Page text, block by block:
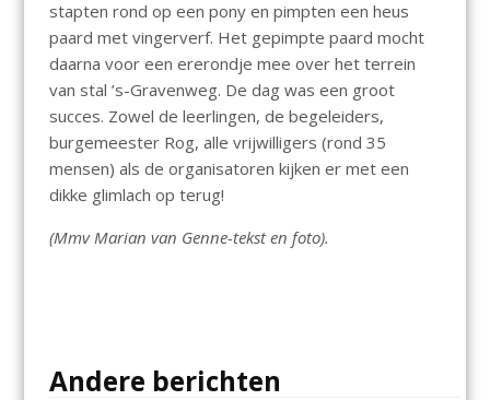
stapten rond op een pony en pimpten een heus
paard met vingerverf. Het gepimpte paard mocht
daarna voor een ererondje mee over het terrein
van stal ’s-Gravenweg. De dag was een groot
succes. Zowel de leerlingen, de begeleiders,
burgemeester Rog, alle vrijwilligers (rond 35
mensen) als de organisatoren kijken er met een
dikke glimlach op terug!
(Mmv Marian van Genne-tekst en foto).
Andere berichten